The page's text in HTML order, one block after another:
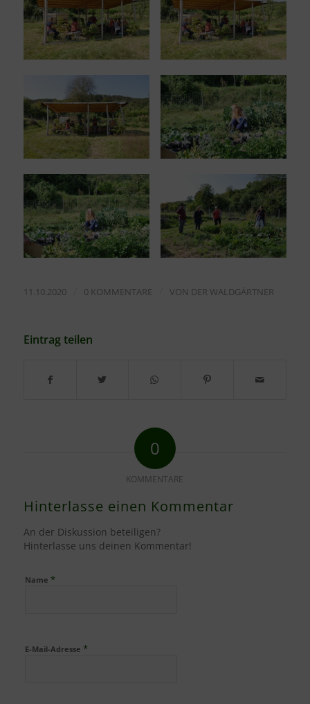
11.10.2020 0 KOMMENTARE VON DER WALDGÄRTNER
Eintrag teilen
0
KOMMENTARE
Hinterlasse einen Kommentar
An der Diskussion beteiligen?
Hinterlasse uns deinen Kommentar!
Name *
E-Mail-Adresse *